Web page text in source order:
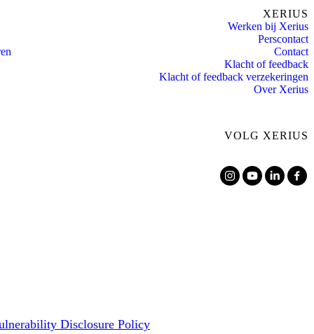
XERIUS
Werken bij Xerius
Perscontact
Contact
Klacht of feedback
Klacht of feedback verzekeringen
Over Xerius
VOLG XERIUS
Disclosure Policy